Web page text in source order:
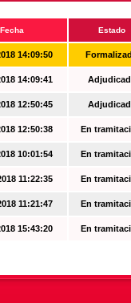
Fecha Estado
14:09:50
14:09:41
12:50:45
12:50:38 En
10:01:54 En
11:22:35 En
11:21:47 En
15:43:20 En